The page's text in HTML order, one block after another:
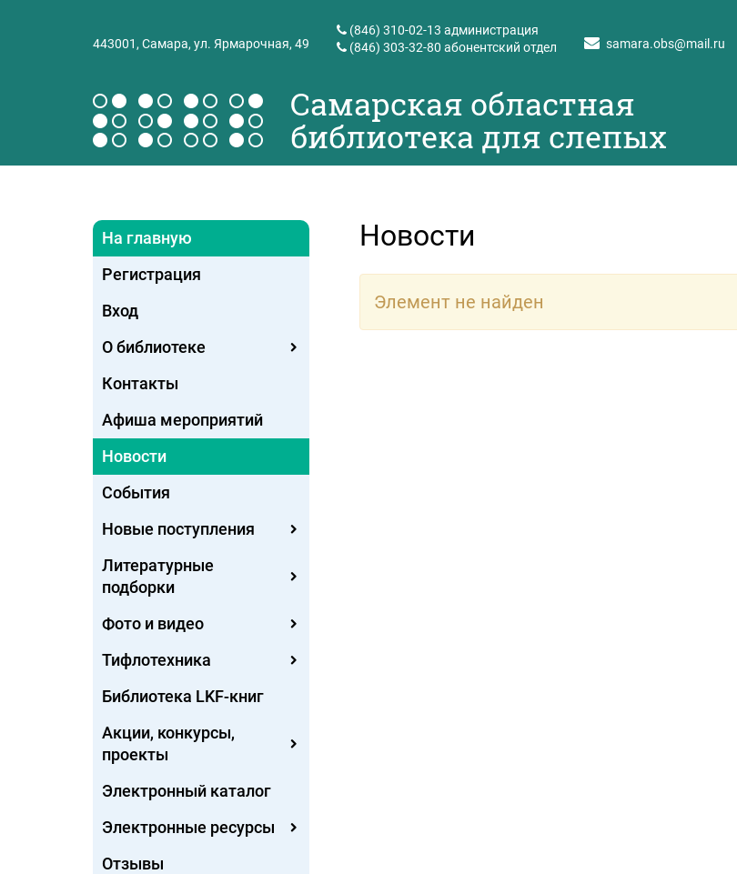
443001, Самара, ул. Ярмарочная, 49
(846) 310-02-13 администрация
(846) 303-32-80 абонентский отдел samara.obs@mail.ru
Самарская областная
библиотека для слепых
На главную
Регистрация
Вход
О библиотеке
Контакты
Афиша мероприятий
Новости
События
Новые поступления
Литературные
подборки
Фото и видео
Тифлотехника
Библиотека LKF-книг
Акции, конкурсы,
проекты
Электронный каталог
Электронные ресурсы
Отзывы
Новости
Элемент не найден